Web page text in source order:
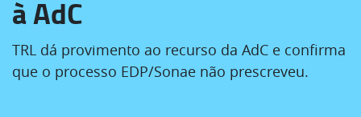
à AdC
TRL dá provimento ao recurso da AdC e confirma
que o processo EDP/Sonae não prescreveu.